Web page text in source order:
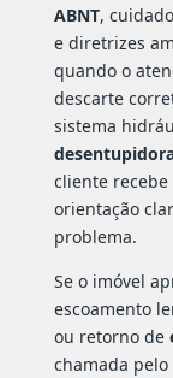
ABNT,
e diretrizes
quando o
descarte
sistema
cliente recebe
orientação
problema.
Se o imóvel
escoamento
ou retorno de
chamada pelo